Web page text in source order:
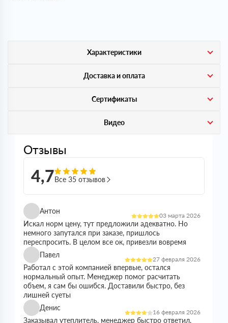
Характеристики
Доставка и оплата
Сертификаты
Видео
Отзывы
4,7Все 35 отзывов
Антон
03 марта 2026
Искал норм цену, тут предложили адекватно. Но
немного запутался при заказе, пришлось
переспросить. В целом все ок, привезли вовремя
Павел
27 февраля 2026
Работал с этой компанией впервые, остался
нормальный опыт. Менеджер помог расчитать
объем, я сам бы ошибся. Доставили быстро, без
лишней суеты
Денис
16 февраля 2026
Заказывал утеплитель, менеджер быстро ответил,